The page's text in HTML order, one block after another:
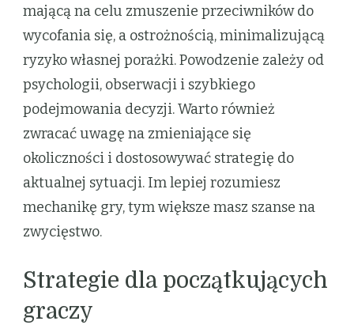
mającą na celu zmuszenie przeciwników do
wycofania się, a ostrożnością, minimalizującą
ryzyko własnej porażki. Powodzenie zależy od
psychologii, obserwacji i szybkiego
podejmowania decyzji. Warto również
zwracać uwagę na zmieniające się
okoliczności i dostosowywać strategię do
aktualnej sytuacji. Im lepiej rozumiesz
mechanikę gry, tym większe masz szanse na
zwycięstwo.
Strategie dla początkujących
graczy